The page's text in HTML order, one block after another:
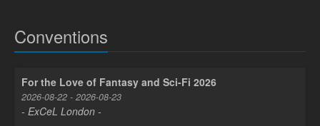
Conventions
For the Love of Fantasy and Sci-Fi 2026
2026-08-22 - 2026-08-23
- ExCeL London -